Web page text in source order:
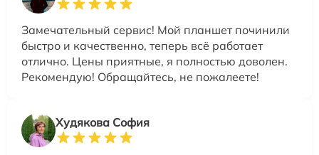
Замечательный сервис! Мой планшет починили
быстро и качественно, теперь всё работает
отлично. Цены приятные, я полностью доволен.
Рекомендую! Обращайтесь, не пожалеете!
Худякова София